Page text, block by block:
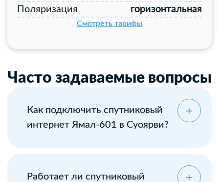
Поляризация
горизонтальная
Смотреть тарифы
Часто задаваемые вопросы
Как подключить спутниковый
интернет Ямал-601 в Суоярви?
Работает ли спутниковый